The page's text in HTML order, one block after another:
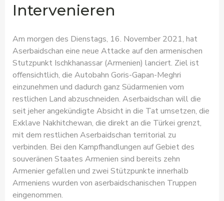
Intervenieren
Am morgen des Dienstags, 16. November 2021, hat
Aserbaidschan eine neue Attacke auf den armenischen
Stutzpunkt Ischkhanassar (Armenien) lanciert. Ziel ist
offensichtlich, die Autobahn Goris-Gapan-Meghri
einzunehmen und dadurch ganz Südarmenien vom
restlichen Land abzuschneiden. Aserbaidschan will die
seit jeher angekündigte Absicht in die Tat umsetzen, die
Exklave Nakhitchewan, die direkt an die Türkei grenzt,
mit dem restlichen Aserbaidschan territorial zu
verbinden. Bei den Kampfhandlungen auf Gebiet des
souveränen Staates Armenien sind bereits zehn
Armenier gefallen und zwei Stützpunkte innerhalb
Armeniens wurden von aserbaidschanischen Truppen
eingenommen.